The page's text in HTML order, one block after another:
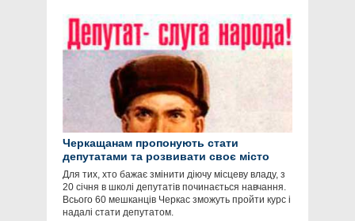
Черкащанам пропонують стати
депутатами та розвивати своє місто
Для тих, хто бажає змінити діючу місцеву владу, з
20 січня в школі депутатів починається навчання.
Всього 60 мешканців Черкас зможуть пройти курс і
надалі стати депутатом.